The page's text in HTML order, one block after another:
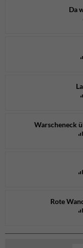
Da
Warscheneck
Rote